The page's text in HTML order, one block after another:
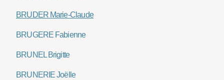
BRUDER Marie-Claude
BRUGERE Fabienne
BRUNEL Brigitte
BRUNERIE Joëlle